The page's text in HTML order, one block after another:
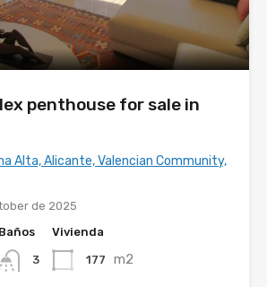
penthouse for sale in
Alta, Alicante, Valencian Community,
de 2025
Baños
3
Vivienda
177 m2